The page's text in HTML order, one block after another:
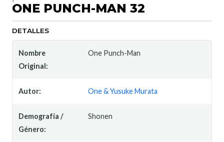
ONE PUNCH-MAN 32
DETALLES
Nombre
Original:
One Punch-Man
Autor: One & Yusuke Murata
Demografía /
Género:
Shonen